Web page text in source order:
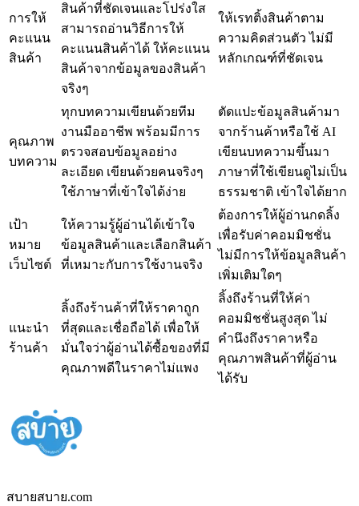
การให้
คะแนน
สินค้า
สินค้าที่ชัดเจนและโปร่งใส
สามารถอ่านวิธีการให้
คะแนนสินค้าได้ ให้คะแนน
สินค้าจากข้อมูลของสินค้า
จริงๆ
ให้เรทติ้งสินค้าตาม
ความคิดส่วนตัว ไม่มี
หลักเกณฑ์ที่ชัดเจน
คุณภาพ
บทความ
ทุกบทความเขียนด้วยทีม
งานมืออาชีพ พร้อมมีการ
ตรวจสอบข้อมูลอย่าง
ละเอียด เขียนด้วยคนจริงๆ
ใช้ภาษาที่เข้าใจได้ง่าย
ตัดแปะข้อมูลสินค้ามา
จากร้านค้าหรือใช้ AI
เขียนบทความขึ้นมา
ภาษาที่ใช้เขียนดูไม่เป็น
ธรรมชาติ เข้าใจได้ยาก
เป้า
หมาย
เว็บไซต์
ให้ความรู้ผู้อ่านได้เข้าใจ
ข้อมูลสินค้าและเลือกสินค้า
ที่เหมาะกับการใช้งานจริง
ต้องการให้ผู้อ่านกดลิ้ง
เพื่อรับค่าคอมมิชชั่น
ไม่มีการให้ข้อมูลสินค้า
เพิ่มเติมใดๆ
แนะนำ
ร้านค้า
ลิ้งถึงร้านค้าที่ให้ราคาถูก
ที่สุดและเชื่อถือได้ เพื่อให้
มั่นใจว่าผู้อ่านได้ซื้อของที่มี
คุณภาพดีในราคาไม่แพง
ลิ้งถึงร้านที่ให้ค่า
คอมมิชชั่นสูงสุด ไม่
คำนึงถึงราคาหรือ
คุณภาพสินค้าที่ผู้อ่าน
ได้รับ
สบายสบาย.com